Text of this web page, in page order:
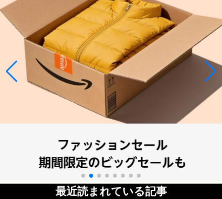
最近読まれている記事